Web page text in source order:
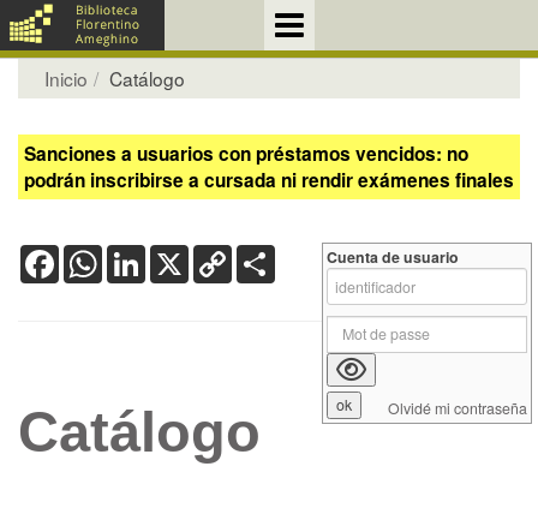
Inicio Catálogo
Sanciones a usuarios con préstamos vencidos: no
podrán inscribirse a cursada ni rendir exámenes finales
FacebookWhatsApp
LinkedIn
X Copy
Link
Catálogo
Cuenta de usuario
Olvidé mi contraseña